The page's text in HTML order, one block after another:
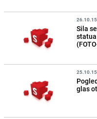
Sila
glas